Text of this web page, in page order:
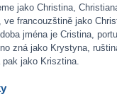
jako Christina,
francouzštině jako
jména je Cristina,
zná jako Krystyna,
jako Krisztina.